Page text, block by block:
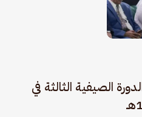
الصيفية الثالثة في